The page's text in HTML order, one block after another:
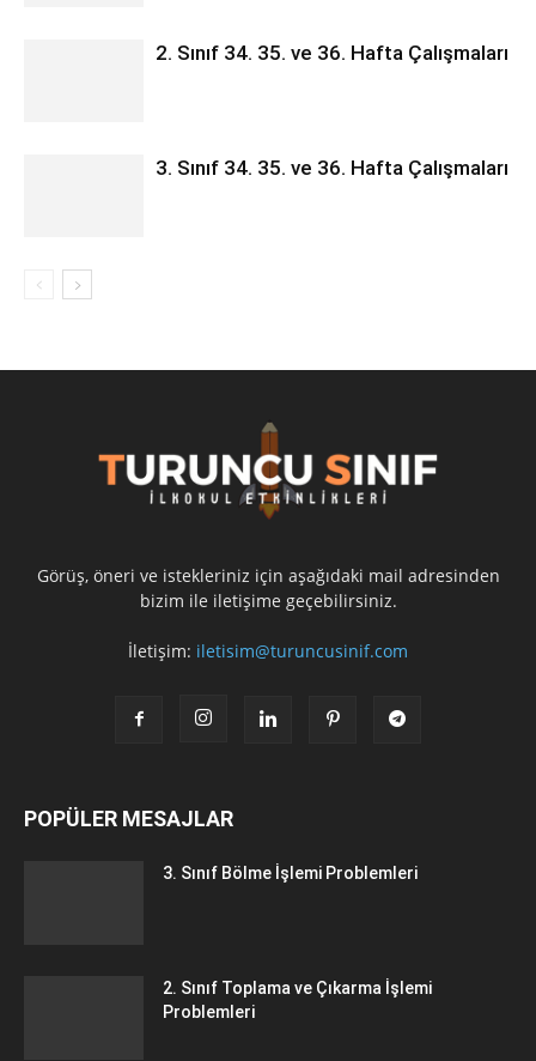
2. Sınıf 34. 35. ve 36. Hafta Çalışmaları
3. Sınıf 34. 35. ve 36. Hafta Çalışmaları
Görüş, öneri ve istekleriniz için aşağıdaki mail adresinden
bizim ile iletişime geçebilirsiniz.
İletişim: iletisim@turuncusinif.com
POPÜLER MESAJLAR
3. Sınıf Bölme İşlemi Problemleri
2. Sınıf Toplama ve Çıkarma İşlemi
Problemleri